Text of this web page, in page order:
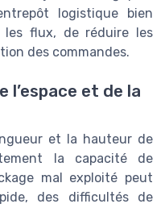
logistique bien
les flux, de réduire les
des commandes.
l’espace et de la
et la hauteur de
la capacité de
mal exploité peut
des difficultés de